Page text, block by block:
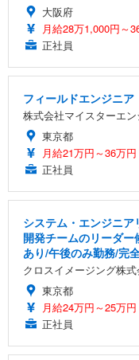
大阪府
月給28万1,000円～
正社員
フィールドエンジニア
株式会社マイスターエ
東京都
月給21万円～36万円
正社員
システム・エンジニ
開発チームのリーダ
あり/午後のみ勤務/完
クロスイメージング株式
東京都
月給24万円～25万円
正社員